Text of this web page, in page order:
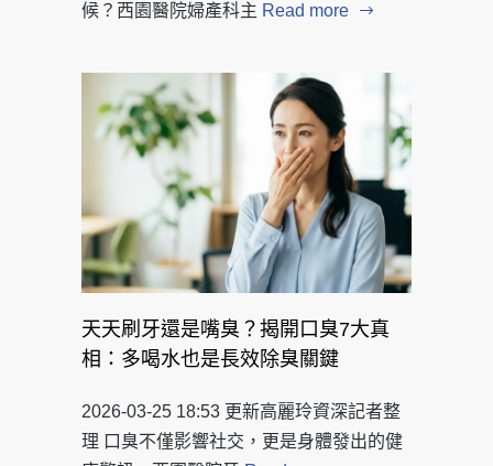
候？西園醫院婦產科主 Read more
天天刷牙還是嘴臭？揭開口臭7大真
相：多喝水也是長效除臭關鍵
2026-03-25 18:53 更新高麗玲資深記者整
理 口臭不僅影響社交，更是身體發出的健